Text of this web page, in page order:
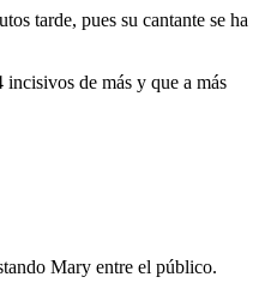
tarde, pues su cantante se ha
incisivos de más y que a más
Mary entre el público.